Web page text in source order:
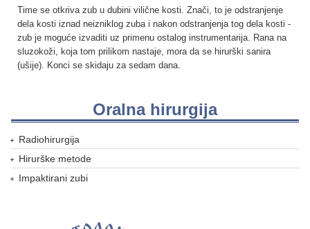
Time se otkriva zub u dubini vilične kosti. Znači, to je odstranjenje
dela kosti iznad neizniklog zuba i nakon odstranjenja tog dela kosti -
zub je moguće izvaditi uz primenu ostalog instrumentarija. Rana na
sluzokoži, koja tom prilikom nastaje, mora da se hirurški sanira
(ušije). Konci se skidaju za sedam dana.
Oralna hirurgija
Radiohirurgija
Hirurške metode
Impaktirani zubi